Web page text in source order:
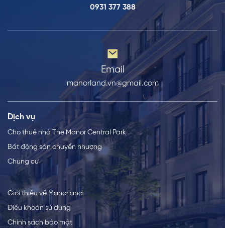
0931 377 388
Email
manorland.vn@gmail.com
Dịch vụ
Cho thuê nhà The Manor Central Park
Bất động sản chuyển nhượng
Chung cư
Giới thiệu về Manorland
Điều khoản sử dụng
Chính sách bảo mật